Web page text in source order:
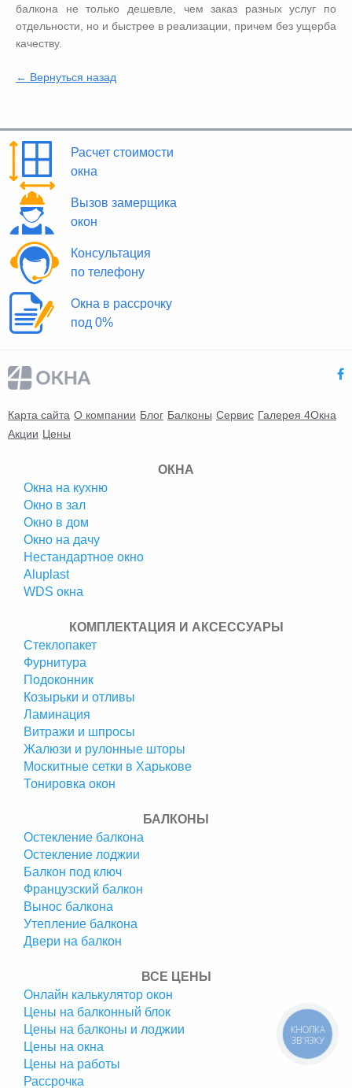
балкона не только дешевле, чем заказ разных услуг по
отдельности, но и быстрее в реализации, причем без ущерба
качеству.
← Вернуться назад
Расчет стоимости
окна
Вызов замерщика
окон
Консультация
по телефону
Окна в рассрочку
под 0%
Карта сайта О компании Блог Балконы Сервис Галерея 4Окна
Акции Цены
ОКНА
Окна на кухню
Окно в зал
Окно в дом
Окно на дачу
Нестандартное окно
Аluplast
WDS окна
КОМПЛЕКТАЦИЯ И АКСЕССУАРЫ
Стеклопакет
Фурнитура
Подоконник
Козырьки и отливы
Ламинация
Витражи и шпросы
Жалюзи и рулонные шторы
Москитные сетки в Харькове
Тонировка окон
БАЛКОНЫ
Остекление балкона
Остекление лоджии
Балкон под ключ
Французский балкон
Вынос балкона
Утепление балкона
Двери на балкон
ВСЕ ЦЕНЫ
Онлайн калькулятор окон
Цены на балконный блок
Цены на балконы и лоджии
Цены на окна
Цены на работы
Рассрочка
КНОПКА
ЗВ'ЯЗКУ